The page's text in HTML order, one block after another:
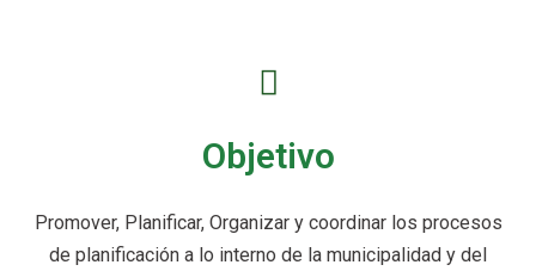
Objetivo
Promover, Planificar, Organizar y coordinar los procesos
de planificación a lo interno de la municipalidad y del